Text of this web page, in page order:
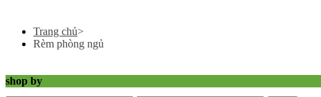
Trang chủ>
Rèm phòng ngủ
shop by